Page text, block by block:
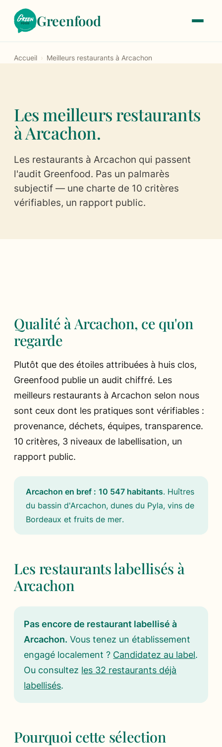
Greenfood
Le label
Notre histoire
Les critères de labellisation
Les tarifs
Trouver un restaurant
Accueil › Meilleurs restaurants à Arcachon
Les meilleurs restaurants
à Arcachon.
Les restaurants à Arcachon qui passent
l'audit Greenfood. Pas un palmarès
subjectif — une charte de 10 critères
vérifiables, un rapport public.
Qualité à Arcachon, ce qu'on
regarde
Plutôt que des étoiles attribuées à huis clos,
Greenfood publie un audit chiffré. Les
meilleurs restaurants à Arcachon selon nous
sont ceux dont les pratiques sont vérifiables :
provenance, déchets, équipes, transparence.
10 critères, 3 niveaux de labellisation, un
rapport public.
Arcachon en bref : 10 547 habitants. Huîtres
du bassin d'Arcachon, dunes du Pyla, vins de
Bordeaux et fruits de mer.
Les restaurants labellisés à
Arcachon
Pas encore de restaurant labellisé à
Arcachon. Vous tenez un établissement
engagé localement ? Candidatez au label.
Ou consultez les 32 restaurants déjà
labellisés.
Pourquoi cette sélection